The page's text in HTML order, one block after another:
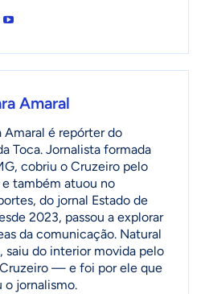
Amaral
Amaral é repórter do
Toca. Jornalista formada
cobriu o Cruzeiro pelo
também atuou no
do jornal Estado de
2023, passou a explorar
da comunicação. Natural
saiu do interior movida pelo
— e foi por ele que
o jornalismo.